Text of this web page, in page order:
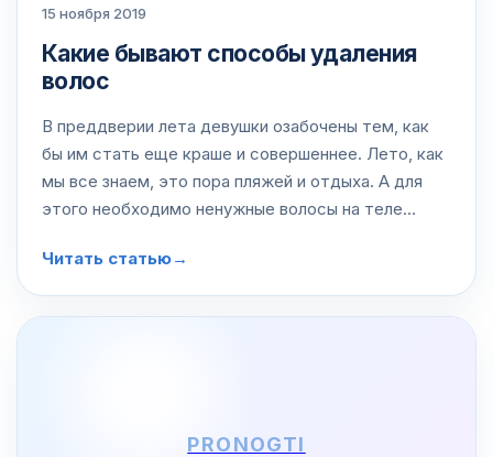
15 ноября 2019
Какие бывают способы удаления
волос
В преддверии лета девушки озабочены тем, как
бы им стать еще краше и совершеннее. Лето, как
мы все знаем, это пора пляжей и отдыха. А для
этого необходимо ненужные волосы на теле
статье мы расскажем вам, как…
Читать статью→
PRONOGTI